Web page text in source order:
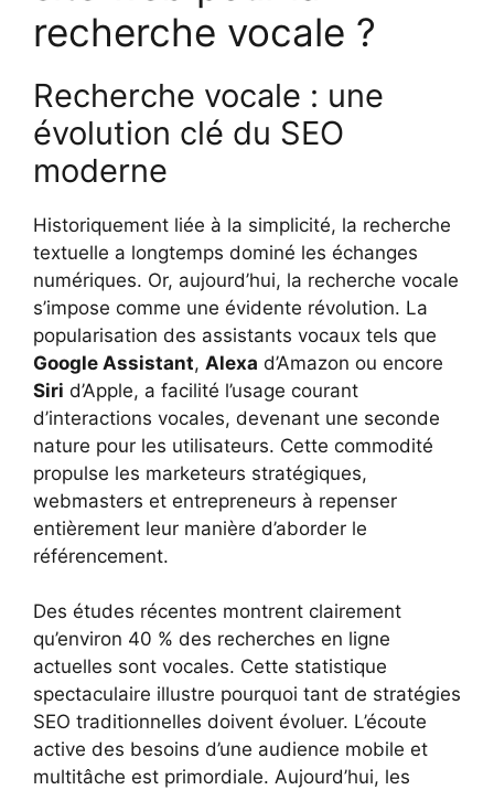
recherche vocale ?
Recherche vocale : une
évolution clé du SEO
moderne
Historiquement liée à la simplicité, la recherche
textuelle a longtemps dominé les échanges
numériques. Or, aujourd’hui, la recherche vocale
s’impose comme une évidente révolution. La
popularisation des assistants vocaux tels que
Google Assistant, Alexa d’Amazon ou encore
Siri d’Apple, a facilité l’usage courant
d’interactions vocales, devenant une seconde
nature pour les utilisateurs. Cette commodité
propulse les marketeurs stratégiques,
webmasters et entrepreneurs à repenser
entièrement leur manière d’aborder le
référencement.
Des études récentes montrent clairement
qu’environ 40 % des recherches en ligne
actuelles sont vocales. Cette statistique
spectaculaire illustre pourquoi tant de stratégies
SEO traditionnelles doivent évoluer. L’écoute
active des besoins d’une audience mobile et
multitâche est primordiale. Aujourd’hui, les